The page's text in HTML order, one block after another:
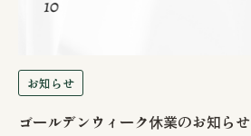
お知らせ
ゴールデンウィーク休業のお知らせ